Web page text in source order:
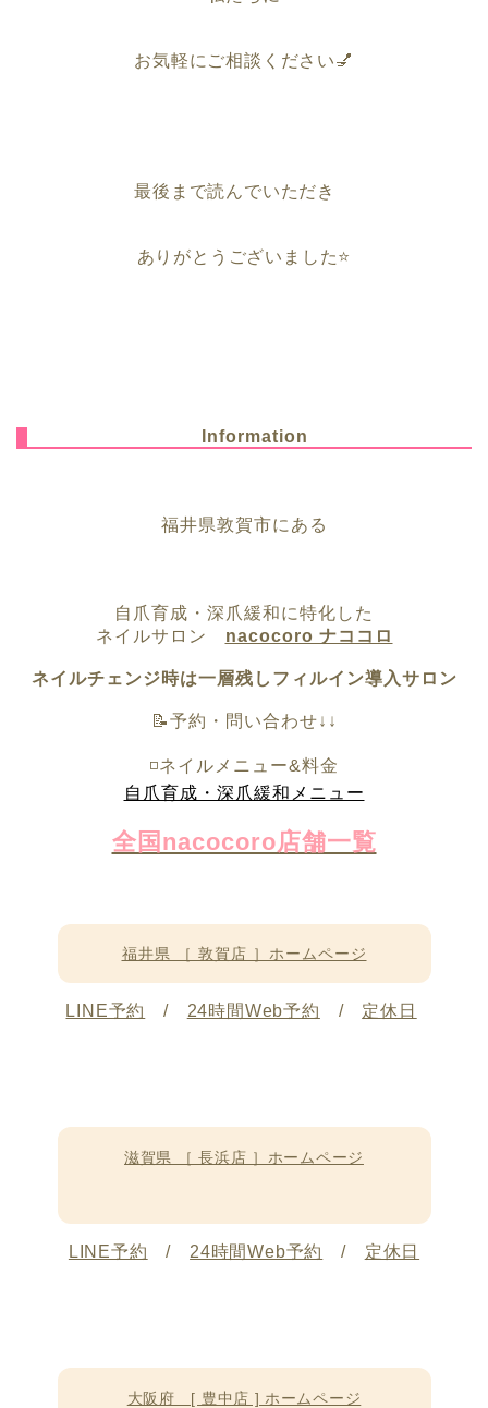
お気軽にご相談ください💅
最後まで読んでいただき
ありがとうございました⭐️
Information
福井県敦賀市にある
自爪育成・深爪緩和に特化した
ネイルサロン nacocoro ナココロ
ネイルチェンジ時は一層残しフィルイン導入サロン
📝予約・問い合わせ↓↓
◽️ネイルメニュー&料金
自爪育成・深爪緩和メニュー
全国nacocoro店舗一覧
福井県 ［ 敦賀店 ］ホームページ
LINE予約 / 24時間Web予約 / 定休日
滋賀県 ［ 長浜店 ］ホームページ
LINE予約 / 24時間Web予約 / 定休日
大阪府 [ 豊中店 ] ホームページ